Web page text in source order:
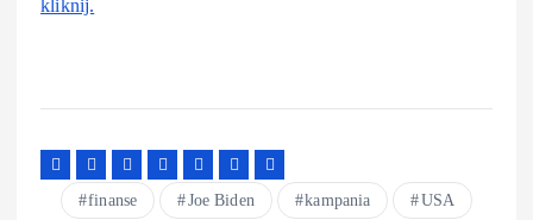
kliknij.
finanse Joe Biden kampania USA